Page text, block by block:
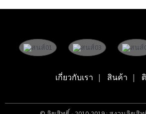
เกี่ยวกับเรา สินค้า